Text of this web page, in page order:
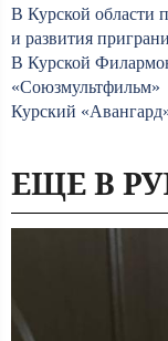
В Курской области
и развития
В Курской
«Союзмультфильм»
Курский
ЕЩЕ В